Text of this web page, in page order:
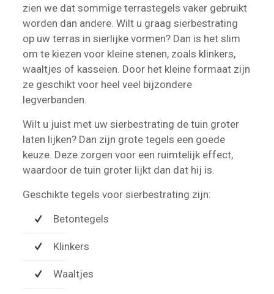
zien we dat sommige terrastegels vaker gebruikt
worden dan andere. Wilt u graag sierbestrating
op uw terras in sierlijke vormen? Dan is het slim
om te kiezen voor kleine stenen, zoals klinkers,
waaltjes of kasseien. Door het kleine formaat zijn
ze geschikt voor heel veel bijzondere
legverbanden.
Wilt u juist met uw sierbestrating de tuin groter
laten lijken? Dan zijn grote tegels een goede
keuze. Deze zorgen voor een ruimtelijk effect,
waardoor de tuin groter lijkt dan dat hij is.
Geschikte tegels voor sierbestrating zijn:
Betontegels
Klinkers
Waaltjes